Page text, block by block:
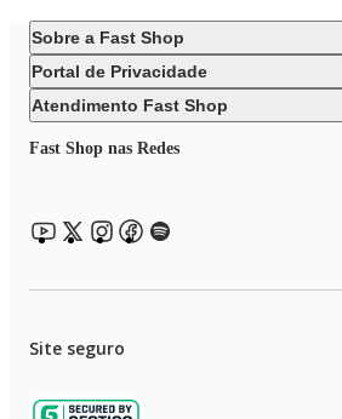
Sobre a Fast Shop
Portal de Privacidade
Atendimento Fast Shop
Fast Shop nas Redes
Site seguro